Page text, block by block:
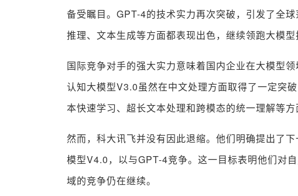
备受瞩目。GPT-4的技术实力再次突破，引发了全
推理、文本生成等方面都表现出色，继续领跑大模型
国际竞争对手的强大实力意味着国内企业在大模型
认知大模型V3.0虽然在中文处理方面取得了一定突
本快速学习、超长文本处理和跨模态的统一理解等方
然而，科大讯飞并没有因此退缩。他们明确提出了
模型V4.0，以与GPT-4竞争。这一目标表明他们对
域的竞争仍在继续。